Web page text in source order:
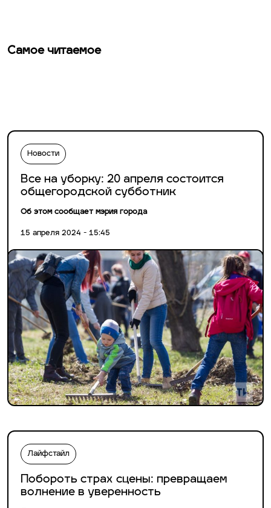
Самое читаемое
Новости
Все на уборку: 20 апреля состоится
общегородской субботник
Об этом сообщает мэрия города
15 апреля 2024 - 15:45
Лайфстайл
Побороть страх сцены: превращаем
волнение в уверенность